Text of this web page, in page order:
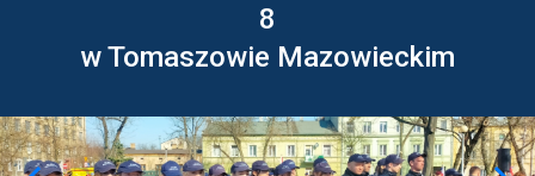
8
w Tomaszowie Mazowieckim